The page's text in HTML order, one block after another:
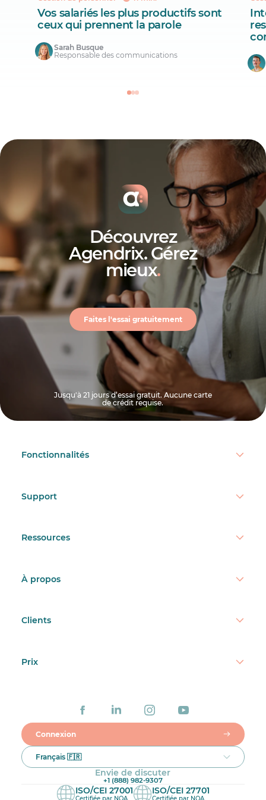
Vos salariés les plus productifs sont
ceux qui prennent la parole
Sarah Busque
Responsable des communications
Découvrez
Agendrix. Gérez
mieux.
Faites l'essai gratuitement
Jusqu'à 21 jours d’essai gratuit. Aucune carte
de crédit requise.
Fonctionnalités
Support
Ressources
À propos
Clients
Prix
Connexion
Français 🇫🇷
Envie de discuter
+1 (888) 982-9307
ISO/CEI 27001 ISO/CEI 27701